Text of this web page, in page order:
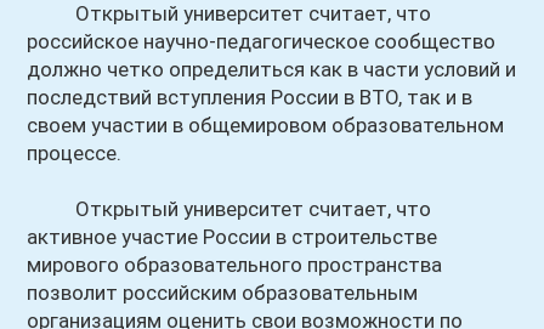
Открытый университет считает, что
российское научно-педагогическое сообщество
должно четко определиться как в части условий и
последствий вступления России в ВТО, так и в
своем участии в общемировом образовательном
процессе.
Открытый университет считает, что
активное участие России в строительстве
мирового образовательного пространства
позволит российским образовательным
организациям оценить свои возможности по